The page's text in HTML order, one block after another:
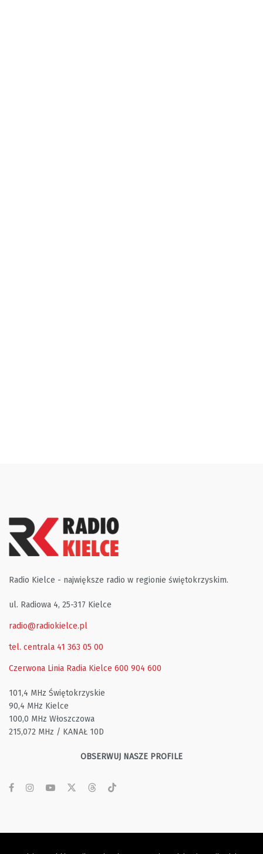
Radio Kielce - największe radio w regionie świętokrzyskim.
ul. Radiowa 4, 25-317 Kielce
radio@radiokielce.pl
tel. centrala 41 363 05 00
Czerwona Linia Radia Kielce 600 904 600
101,4 MHz Świętokrzyskie
90,4 MHz Kielce
100,0 MHz Włoszczowa
215,072 MHz / KANAŁ 10D
OBSERWUJ NASZE PROFILE